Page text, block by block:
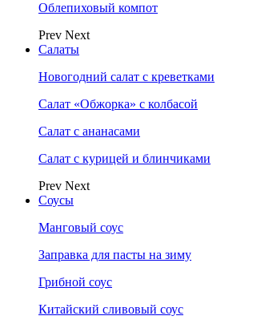
Облепиховый компот
Prev Next
Салаты
Новогодний салат с креветками
Салат «Обжорка» с колбасой
Салат с ананасами
Салат с курицей и блинчиками
Prev Next
Соусы
Манговый соус
Заправка для пасты на зиму
Грибной соус
Китайский сливовый соус